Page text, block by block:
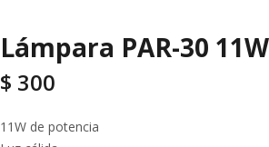
Lámpara PAR-30
$ 300
11W de potencia